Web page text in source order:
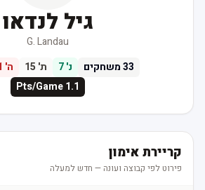
גיל לנדאו
G. Landau
33משחקים 7 ת'15 ה'11
1.1
Pts/Game
קריירת אימון
פירוט לפי קבוצה ועונה — חדש למעלה